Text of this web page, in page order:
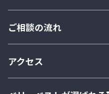
ご相談の流れ
アクセス